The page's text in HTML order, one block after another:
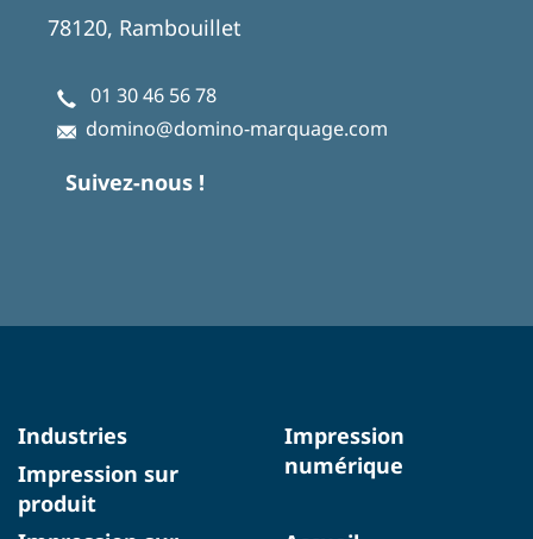
78120, Rambouillet
01 30 46 56 78
domino@domino-marquage.com
Suivez-nous !
Industries
Impression sur
produit
Impression
numérique